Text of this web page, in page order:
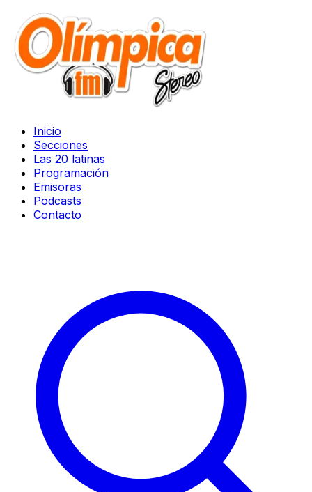
Inicio
Secciones
Las 20 latinas
Programación
Emisoras
Podcasts
Contacto